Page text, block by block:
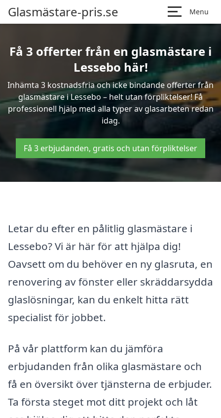
Glasmästare-pris.se Menu
Få 3 offerter från en glasmästare i
Lessebo här!
Inhämta 3 kostnadsfria och icke bindande offerter från
glasmästare i Lessebo – helt utan förpliktelser! Få
professionell hjälp med alla typer av glasarbeten redan
idag.
Få 3 erbjudanden, gratis och utan förpliktelser
Letar du efter en pålitlig glasmästare i
Lessebo? Vi är här för att hjälpa dig!
Oavsett om du behöver en ny glasruta, en
renovering av fönster eller skräddarsydda
glaslösningar, kan du enkelt hitta rätt
specialist för jobbet.
På vår plattform kan du jämföra
erbjudanden från olika glasmästare och
få en översikt över tjänsterna de erbjuder.
Ta första steget mot ditt projekt och låt